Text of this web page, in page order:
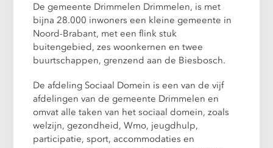
De gemeente Drimmelen Drimmelen, is met
bijna 28.000 inwoners een kleine gemeente in
Noord-Brabant, met een flink stuk
buitengebied, zes woonkernen en twee
buurtschappen, grenzend aan de Biesbosch.
De afdeling Sociaal Domein is een van de vijf
afdelingen van de gemeente Drimmelen en
omvat alle taken van het sociaal domein, zoals
welzijn, gezondheid, Wmo, jeugdhulp,
participatie, sport, accommodaties en